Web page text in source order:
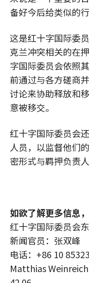
备好今后给类似的
这是红十字国际委
克兰冲突相关的在
字国际委员会依照
前通过与各方磋商
讨论来协助释放和
意被移交。
红十字国际委员会
人员，以监督他们
密形式与羁押负责
如欲了解更多信息，
红十字国际委员会
新闻官员：张双峰
电话：+86 10
Matthias